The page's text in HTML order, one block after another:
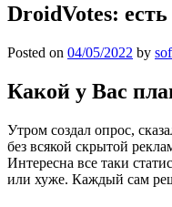
DroidVotes:
Posted on 04/05/2022 by
Какой у Вас
Утром создал опрос,
без всякой скрытой
Интересна все таки
или хуже. Каждый сам